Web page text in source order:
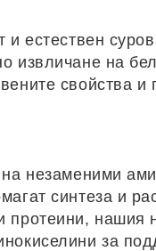
и естествен
извличане на
свойства
незаменими
синтеза и
протеини, нашия
за